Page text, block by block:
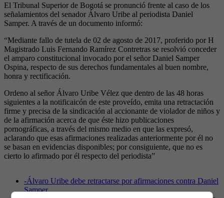
El Tribunal Superior de Bogotá se pronunció frente al caso de los
señalamientos del senador Álvaro Uribe al periodista Daniel
Samper. A través de un documento informó:
“Mediante fallo de tutela de 02 de agosto de 2017, proferido por H
Magistrado Luis Fernando Ramírez Contretras se resolvió conceder
el amparo constitucional invocado por el señor Daniel Samper
Ospina, respecto de sus derechos fundamentales al buen nombre,
honra y rectificación.
Ordeno al señor Álvaro Uribe Vélez que dentro de las 48 horas
siguientes a la notificaicón de este proveído, emita una retractación
firme y precisa de la sindicación al accionante de violador de niños y
de la afirmación acerca de que éste hizo publicaciones
pornográficas, a través del mismo medio en que las expresó,
aclarando que esas afirmaciones realizadas anteriormente por él no
se basan en evidencias disponibles; por consiguiente, que no es
cierto lo afirmado por él respecto del periodista”
-Álvaro Uribe debe retractarse por afirmaciones contra Daniel
Samper